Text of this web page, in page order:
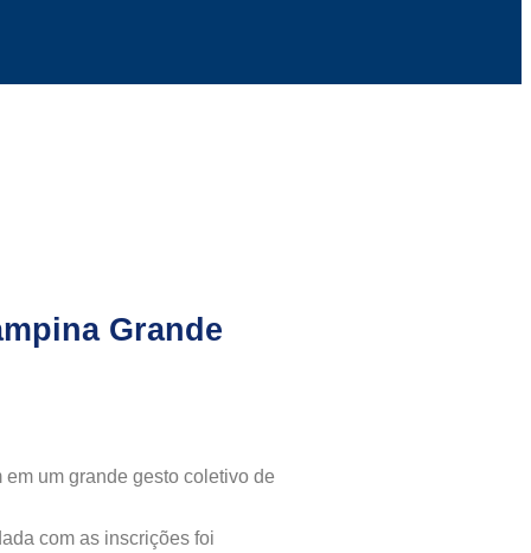
Grande
um grande gesto coletivo de
com as inscrições foi